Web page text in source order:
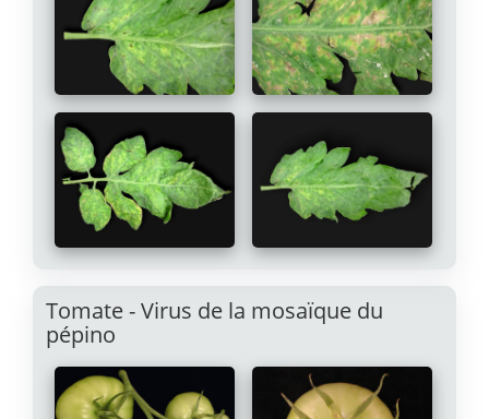
Tomate - Virus de la mosaïque du
pépino